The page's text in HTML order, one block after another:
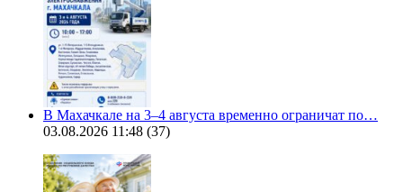
В Махачкале на 3–4 августа временно ограничат по…
03.08.2026 11:48 (37)